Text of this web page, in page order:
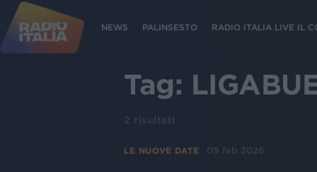
NEWS PALINSESTO RADIO ITALIA LIVE IL
Tag:
2 risultati
LE NUOVE DATE 09 feb 2026